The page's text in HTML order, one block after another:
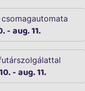
- aug. 11.
- aug. 11.